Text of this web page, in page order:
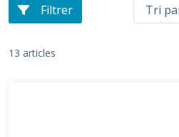
Filtrer
13 articles